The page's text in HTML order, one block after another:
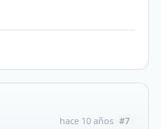
hace 10 años #7